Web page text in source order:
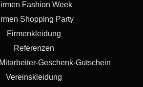
Fashion Week
Shopping Party
Firmenkleidung
Referenzen
Geschenk-Gutschein
Vereinskleidung